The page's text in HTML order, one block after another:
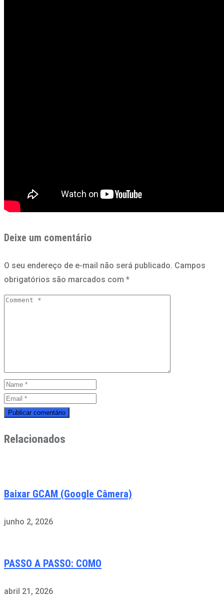
Deixe um comentário
O seu endereço de e-mail não será publicado. Campos
obrigatórios são marcados com *
Relacionados
Baixar GCAM (Google Câmera)
junho 2, 2026
PASSO A PASSO: COMO
abril 21, 2026